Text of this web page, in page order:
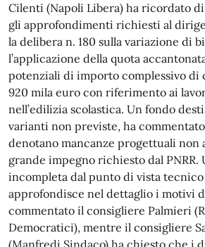
Cilenti (Napoli Libera) ha ricordato
gli approfondimenti richiesti al
la delibera n. 180 sulla variazione di
l’applicazione della quota
potenziali di importo complessivo di
920 mila euro con riferimento ai
nell’edilizia scolastica. Un fondo
varianti non previste, ha
denotano mancanze progettuali non
grande impegno richiesto dal PNRR.
incompleta dal punto di vista
approfondisce nel dettaglio i motivi
commentato il consigliere Palmieri
Democratici), mentre il consigliere